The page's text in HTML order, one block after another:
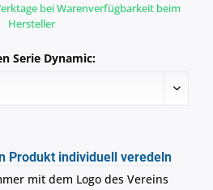
bei Warenverfügbarkeit beim
Hersteller
Serie Dynamic:
Produkt individuell veredeln
mit dem Logo des Vereins